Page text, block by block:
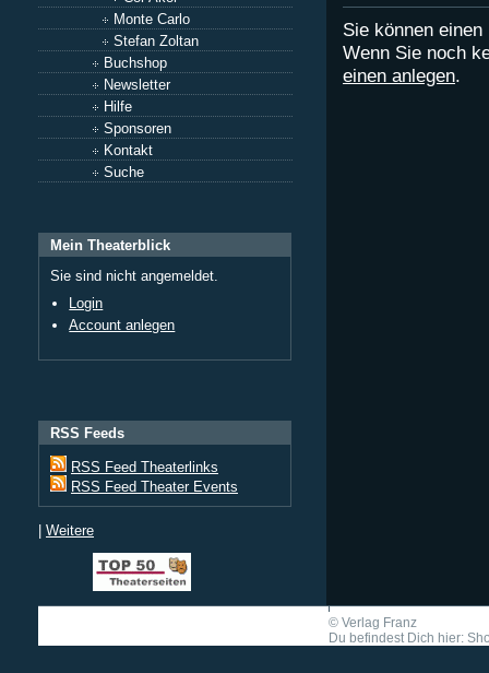
Monte Carlo
Stefan Zoltan
Buchshop
Newsletter
Hilfe
Sponsoren
Kontakt
Suche
Mein Theaterblick
Sie sind nicht angemeldet.
Login
Account anlegen
RSS Feeds
RSS Feed Theaterlinks
RSS Feed Theater Events
| Weitere
Sie können
Wenn Sie noch
einen anlegen.
© Verlag Franz
Du befindest Dich hier: